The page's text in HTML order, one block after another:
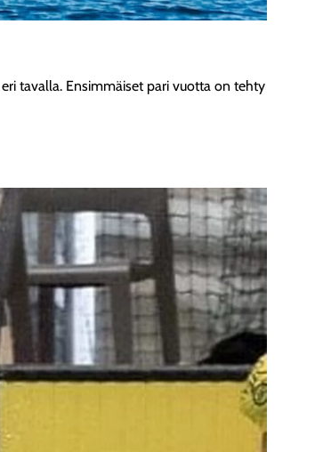
tavalla. Ensimmäiset pari vuotta on tehty